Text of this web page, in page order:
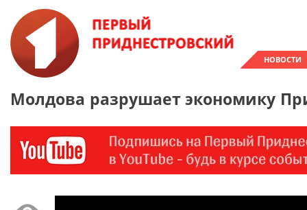
НОВОСТИ
Молдова разрушает экономику